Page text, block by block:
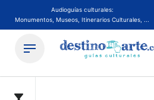
Audioguías culturales:
Monumentos, Museos, Itinerarios Culturales, ...